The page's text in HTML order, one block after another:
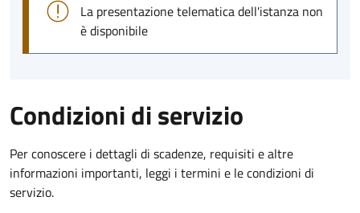
La presentazione telematica dell'istanza non
è disponibile
Condizioni di servizio
Per conoscere i dettagli di scadenze, requisiti e altre
informazioni importanti, leggi i termini e le condizioni di
servizio.